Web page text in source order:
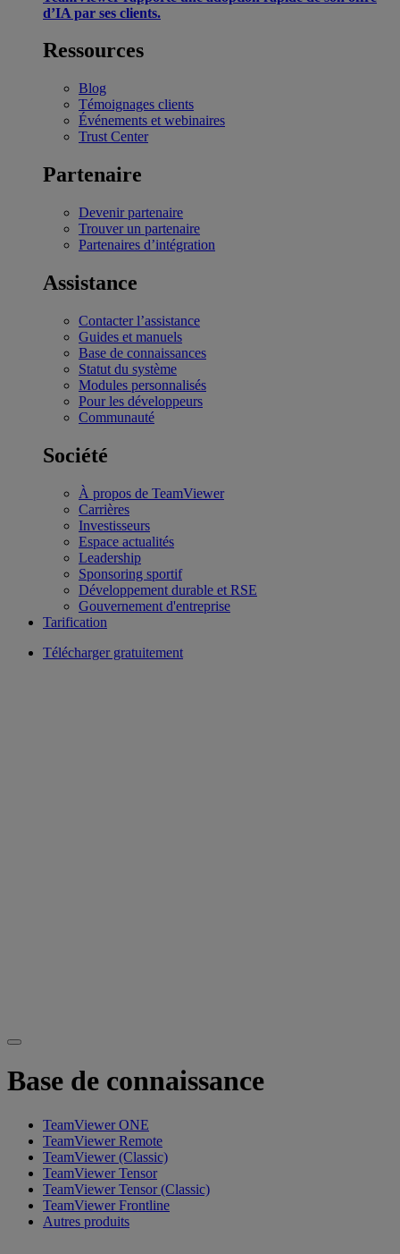
d’IA par ses clients.
Ressources
Blog
Témoignages clients
Événements et webinaires
Trust Center
Partenaire
Devenir partenaire
Trouver un partenaire
Partenaires d’intégration
Assistance
Contacter l’assistance
Guides et manuels
Base de connaissances
Statut du système
Modules personnalisés
Pour les développeurs
Communauté
Société
À propos de TeamViewer
Carrières
Investisseurs
Espace actualités
Leadership
Sponsoring sportif
Développement durable et RSE
Gouvernement d'entreprise
Tarification
Télécharger gratuitement
Base de connaissance
TeamViewer ONE
TeamViewer Remote
TeamViewer (Classic)
TeamViewer Tensor
TeamViewer Tensor (Classic)
TeamViewer Frontline
Autres produits